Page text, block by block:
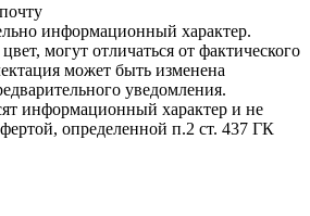
информационный характер.
могут отличаться от фактического
может быть изменена
уведомления.
информационный характер и не
определенной п.2 ст. 437 ГК